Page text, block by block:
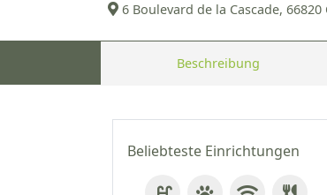
6 Boulevard de la Cascade, 66820
Beschreibung
Beliebteste Einrichtungen